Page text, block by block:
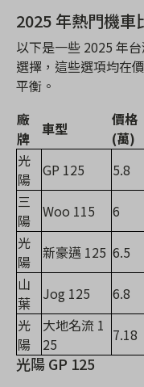
2025 年熱門機車
以下是一些 2025 年
選擇，這些選項均在
平衡。
廠
牌
車型
價格
(萬)
光
陽
GP 125 5.8
三
陽
Woo 115 6
光
陽
新豪邁 125 6.5
山
葉
Jog 125 6.8
光
陽
大地名流 1
25
7.18
光陽 GP 125